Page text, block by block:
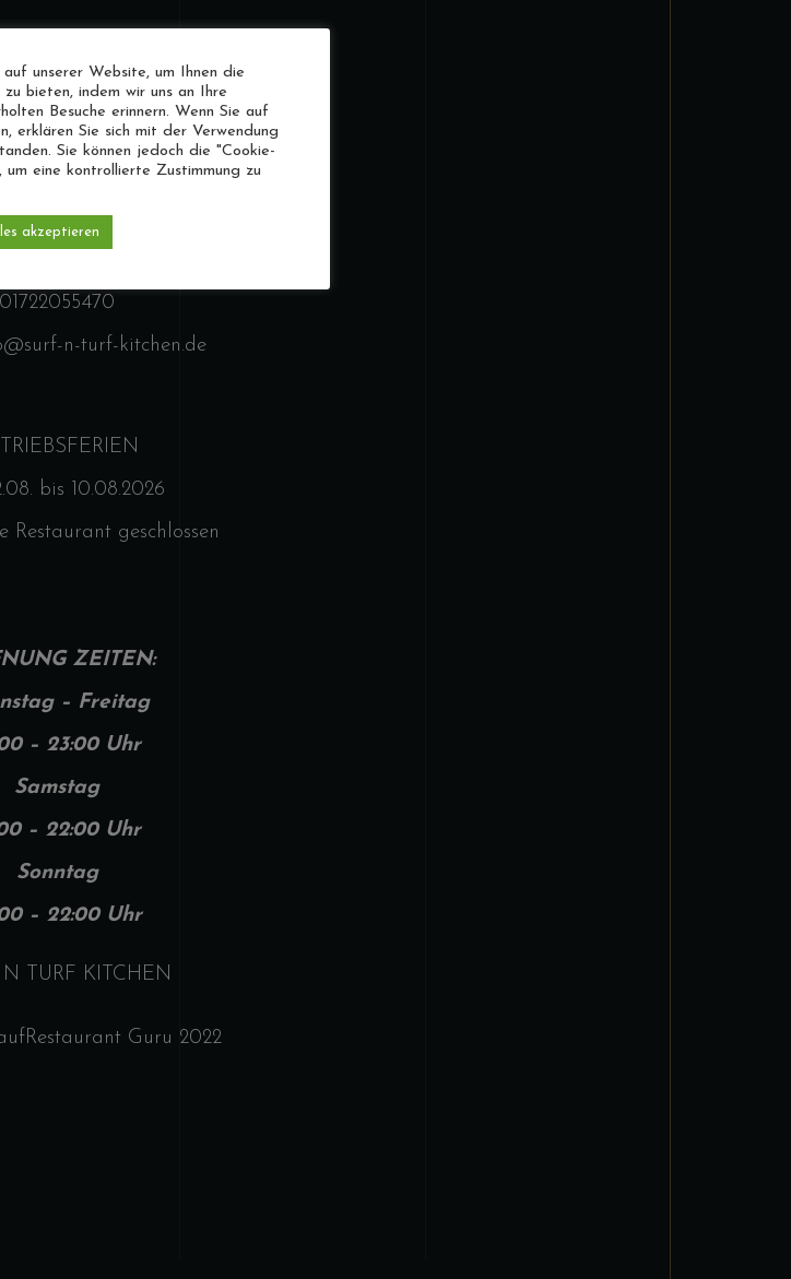
N‘ Turf
Kitchen
54, 22301 Hamburg
Telefonnr.
01722055470
n-turf-kitchen.de
bis 10.08.2026
Restaurant geschlossen
ZEITEN:
– Freitag
– 23:00 Uhr
Samstag
– 22:00 Uhr
Sonntag
– 22:00 Uhr
N TURF KITCHEN
Restaurant Guru 2022
unserer Website, um Ihnen die
bieten, indem wir uns an Ihre
Besuche erinnern. Wenn Sie auf
erklären Sie sich mit der Verwendung
Sie können jedoch die "Cookie-
um eine kontrollierte Zustimmung zu
akzeptieren